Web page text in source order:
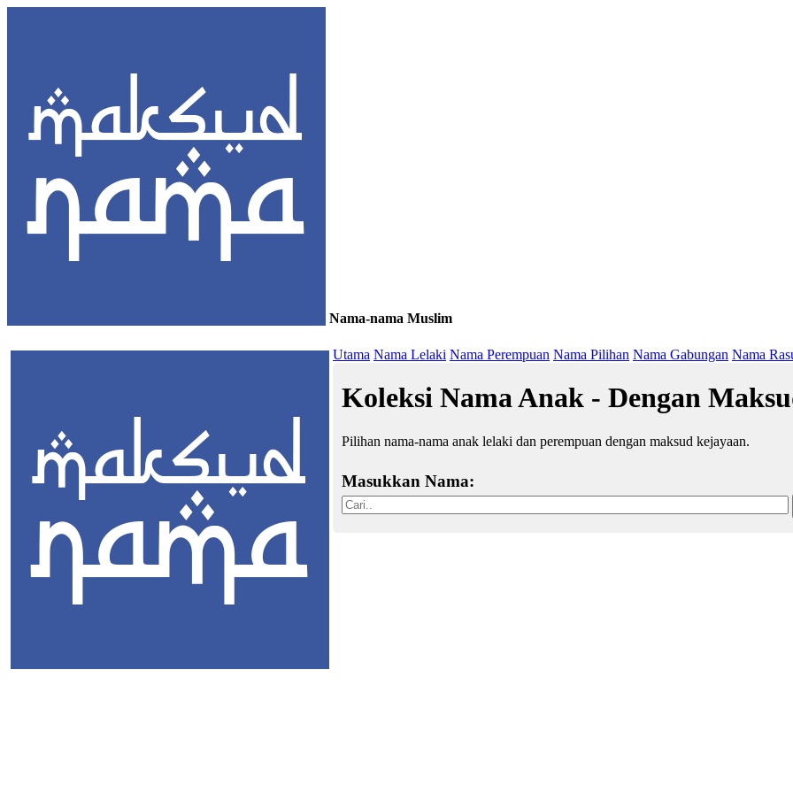
Nama-nama Muslim
Utama Nama Lelaki Nama Perempuan Nama Pilihan Nama Gabungan Nama
Koleksi Nama Anak - Dengan
Pilihan nama-nama anak lelaki dan perempuan dengan maksud kejayaan.
Masukkan Nama: